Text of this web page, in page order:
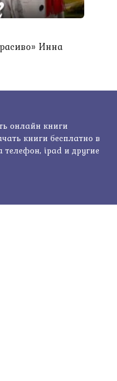
Инна
онлайн книги
книги бесплатно в
ipad и другие